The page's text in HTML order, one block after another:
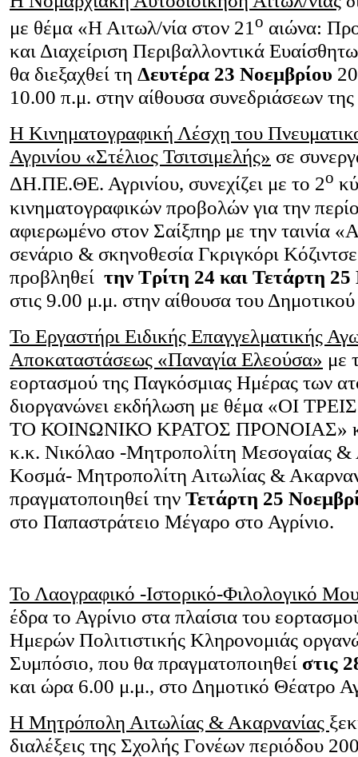
με θέμα «Η Αιτωλ/νία στον 21 ο αιώνα:
και Διαχείριση Περιβαλλοντικά
θα διεξαχθεί τη Δευτέρα 23 Νοεμβρίου
10.00 π.μ. στην αίθουσα συνεδριάσεων
Η Κινηματογραφική Λέσχη του
Αγρινίου «Στέλιος Τσιτσιμελής» σε
ΔΗ.ΠΕ.ΘΕ. Αγρινίου, συνεχίζει με το 2ο
κινηματογραφικών προβολών για την
αφιερωμένο στον Σαίξπηρ με την ταινία
σενάριο & σκηνοθεσία Γκριγκόρι
προβληθεί την Τρίτη 24 και Τετάρτη
στις 9.00 μ.μ. στην αίθουσα του
Το Εργαστήρι Ειδικής Επαγγελματικής
Αποκαταστάσεως «Παναγία Ελεούσα» με
εορτασμού της Παγκόσμιας Ημέρας των
διοργανώνει εκδήλωση με θέμα «ΟΙ
ΤΟ ΚΟΙΝΩΝΙΚΟ ΚΡΑΤΟΣ ΠΡΟΝΟΙΑΣ»
κ.κ. Νικόλαο -Μητροπολίτη Μεσογαίας &
Κοσμά- Μητροπολίτη Αιτωλίας &
πραγματοποιηθεί την Τετάρτη 25
στο Παπαστράτειο Μέγαρο στο Αγρίνιο.
Το Λαογραφικό -Ιστορικό-Φιλολογικό
έδρα το Αγρίνιο στα πλαίσια του
Ημερών Πολιτιστικής Κληρονομιάς
Συμπόσιο, που θα πραγματοποιηθεί στις
και ώρα 6.00 μ.μ., στο Δημοτικό Θέατρο
Η Μητρόπολη Αιτωλίας & Ακαρνανίας
διαλέξεις της Σχολής Γονέων περιόδου